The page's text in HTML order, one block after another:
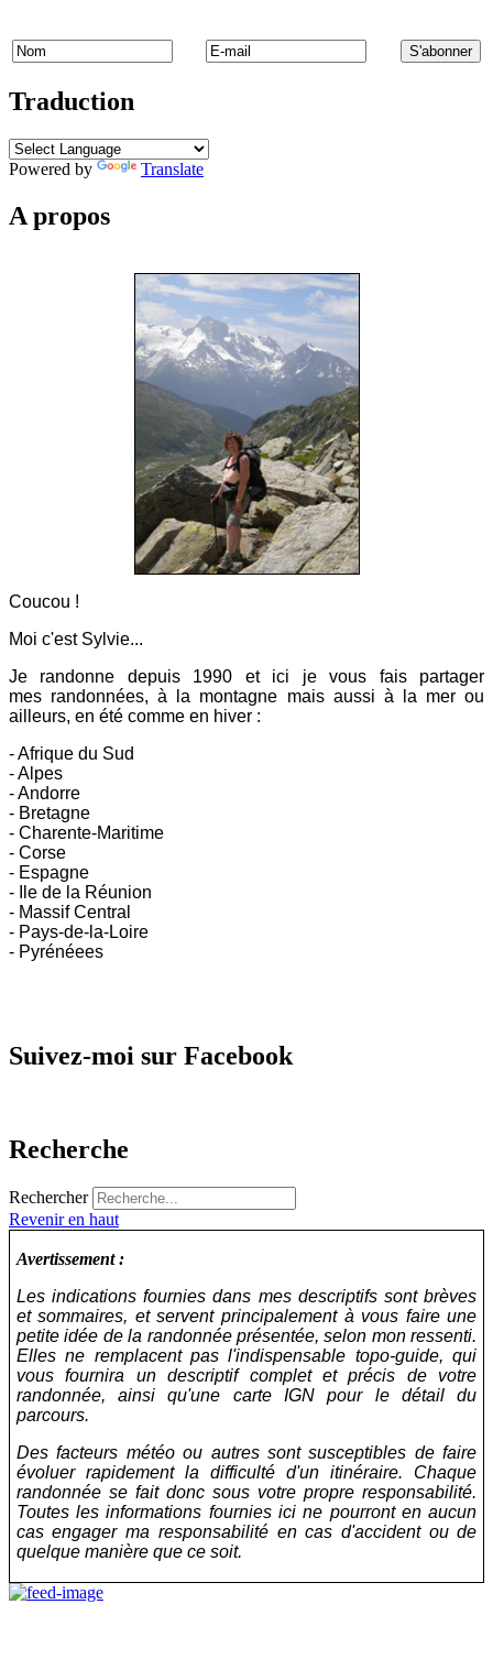
Traduction
Powered by Translate
A propos
Coucou !
Moi c'est Sylvie...
Je randonne depuis 1990 et ici je vous fais partager
mes randonnées, à la montagne mais aussi à la mer ou
ailleurs, en été comme en hiver :
- Afrique du Sud
- Alpes
- Andorre
- Bretagne
- Charente-Maritime
- Corse
- Espagne
- Ile de la Réunion
- Massif Central
- Pays-de-la-Loire
- Pyrénéees
Suivez-moi sur Facebook
Recherche
Rechercher
Revenir en haut
Avertissement :
Les indications fournies dans mes descriptifs sont brèves
et sommaires, et servent principalement à vous faire une
petite idée de la randonnée présentée, selon mon ressenti.
Elles ne remplacent pas l'indispensable topo-guide, qui
vous fournira un descriptif complet et précis de votre
randonnée, ainsi qu'une carte IGN pour le détail du
parcours.
Des facteurs météo ou autres sont susceptibles de faire
évoluer rapidement la difficulté d'un itinéraire. Chaque
randonnée se fait donc sous votre propre responsabilité.
Toutes les informations fournies ici ne pourront en aucun
cas engager ma responsabilité en cas d'accident ou de
quelque manière que ce soit.